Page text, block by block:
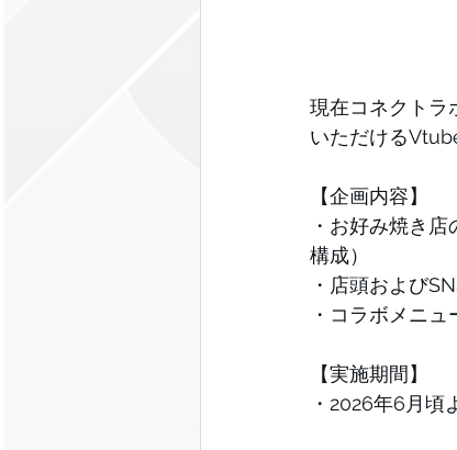
現在コネクトラ
いただける
【企画内容】
・お好み焼き
構成）
・店頭および
・コラボメニ
【実施期間】
・2026年6月頃